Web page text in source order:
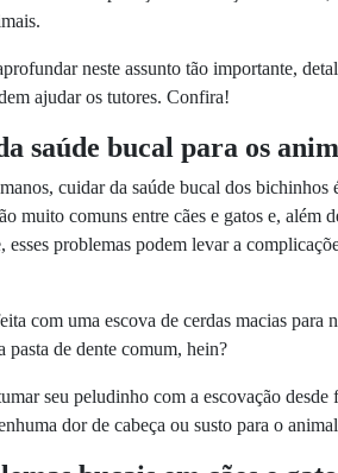
neste assunto tão importante,
ajudar os tutores. Confira!
saúde bucal para os
cuidar da saúde bucal dos
muito comuns entre cães e gatos e, além
esses problemas podem levar a
com uma escova de cerdas macias
pasta de dente comum, hein?
seu peludinho com a escovação
dor de cabeça ou susto para o